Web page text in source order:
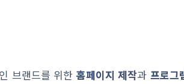
브랜드를 위한 홈페이지 제작과 프로그